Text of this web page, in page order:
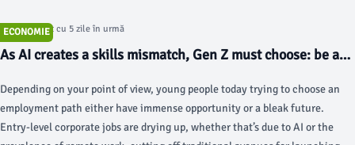
ECONOMIE
Articol postat cu 5 zile în urmă
As AI creates a skills mismatch, Gen Z must choose: be a
Depending on your point of view, young people today trying to choose an
employment path either have immense opportunity or a bleak future.
Entry-level corporate jobs are drying up, whether that’s due to AI or the